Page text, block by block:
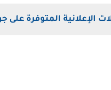
الإعلانية المتوفرة على